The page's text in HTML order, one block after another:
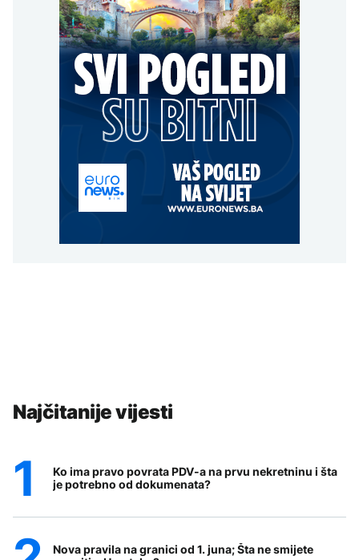
Najčitanije vijesti
Ko ima pravo povrata PDV-a na prvu nekretninu i šta
je potrebno od dokumenata?
Nova pravila na granici od 1. juna; Šta ne smijete